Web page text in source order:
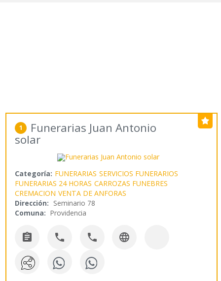
1 Funerarias Juan Antonio
solar
Categoría: FUNERARIAS SERVICIOS FUNERARIOS
FUNERARIAS 24 HORAS CARROZAS FUNEBRES
CREMACION VENTA DE ANFORAS
Dirección: Seminario 78
Comuna: Providencia
   